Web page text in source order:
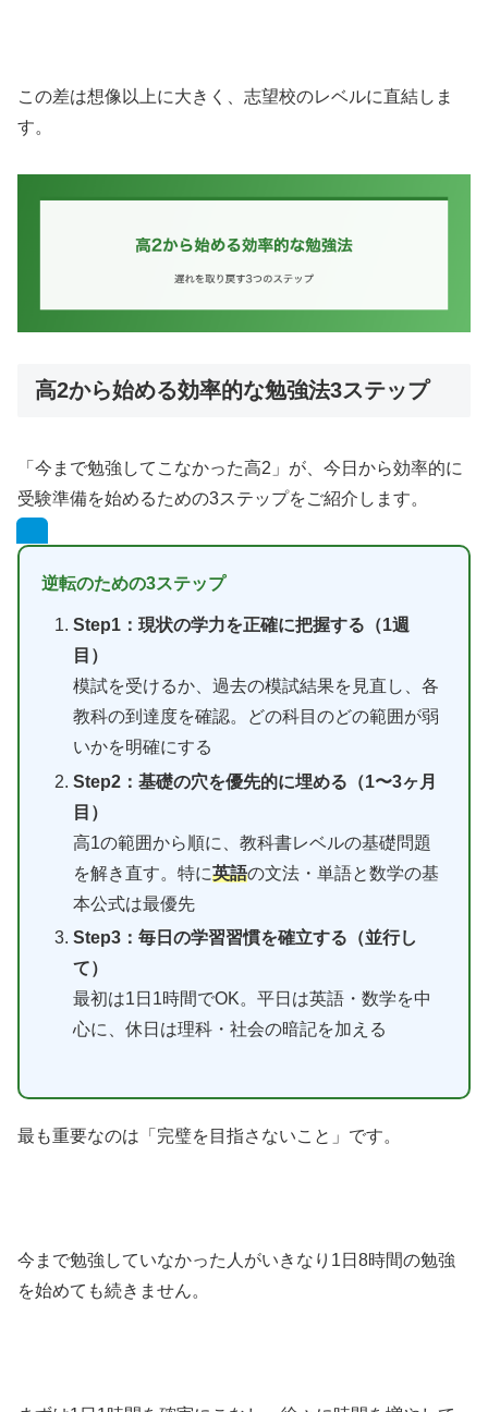
この差は想像以上に大きく、志望校のレベルに直結しま
す。
高2から始める効率的な勉強法3ステップ
「今まで勉強してこなかった高2」が、今日から効率的に
受験準備を始めるための3ステップをご紹介します。
逆転のための3ステップ
Step1：現状の学力を正確に把握する（1週
目）
模試を受けるか、過去の模試結果を見直し、各
教科の到達度を確認。どの科目のどの範囲が弱
いかを明確にする
Step2：基礎の穴を優先的に埋める（1〜3ヶ月
目）
高1の範囲から順に、教科書レベルの基礎問題
を解き直す。特に英語の文法・単語と数学の基
本公式は最優先
Step3：毎日の学習習慣を確立する（並行し
て）
最初は1日1時間でOK。平日は英語・数学を中
心に、休日は理科・社会の暗記を加える
最も重要なのは「完璧を目指さないこと」です。
今まで勉強していなかった人がいきなり1日8時間の勉強
を始めても続きません。